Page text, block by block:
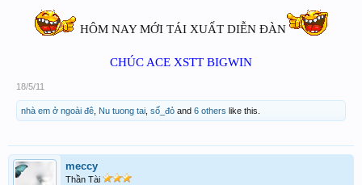
HÔM NAY MỚI TÁI XUẤT DIỄN ĐÀN
CHÚC ACE XSTT BIGWIN
18/5/11
nhà em ở ngoài đê Nu tuong tai số_đỏ and 6 others like this.
meccy
Thần Tài